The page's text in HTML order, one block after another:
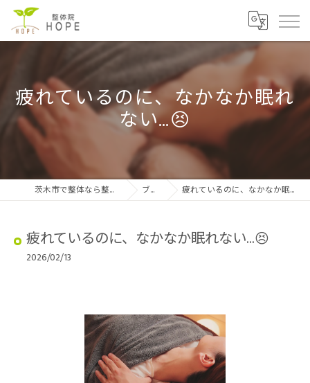
疲れているのに、なかなか眠れ
ない…😣
茨木市で整体なら整体院HOPE ブログ 疲れているのに、なかなか眠れない…😣
疲れているのに、なかなか眠れない…😣
2026/02/13